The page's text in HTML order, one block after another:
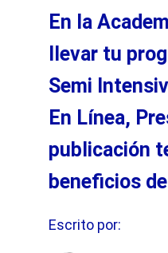
En la
llevar tu
Semi
En Línea,
publicación
beneficios
Escrito por: